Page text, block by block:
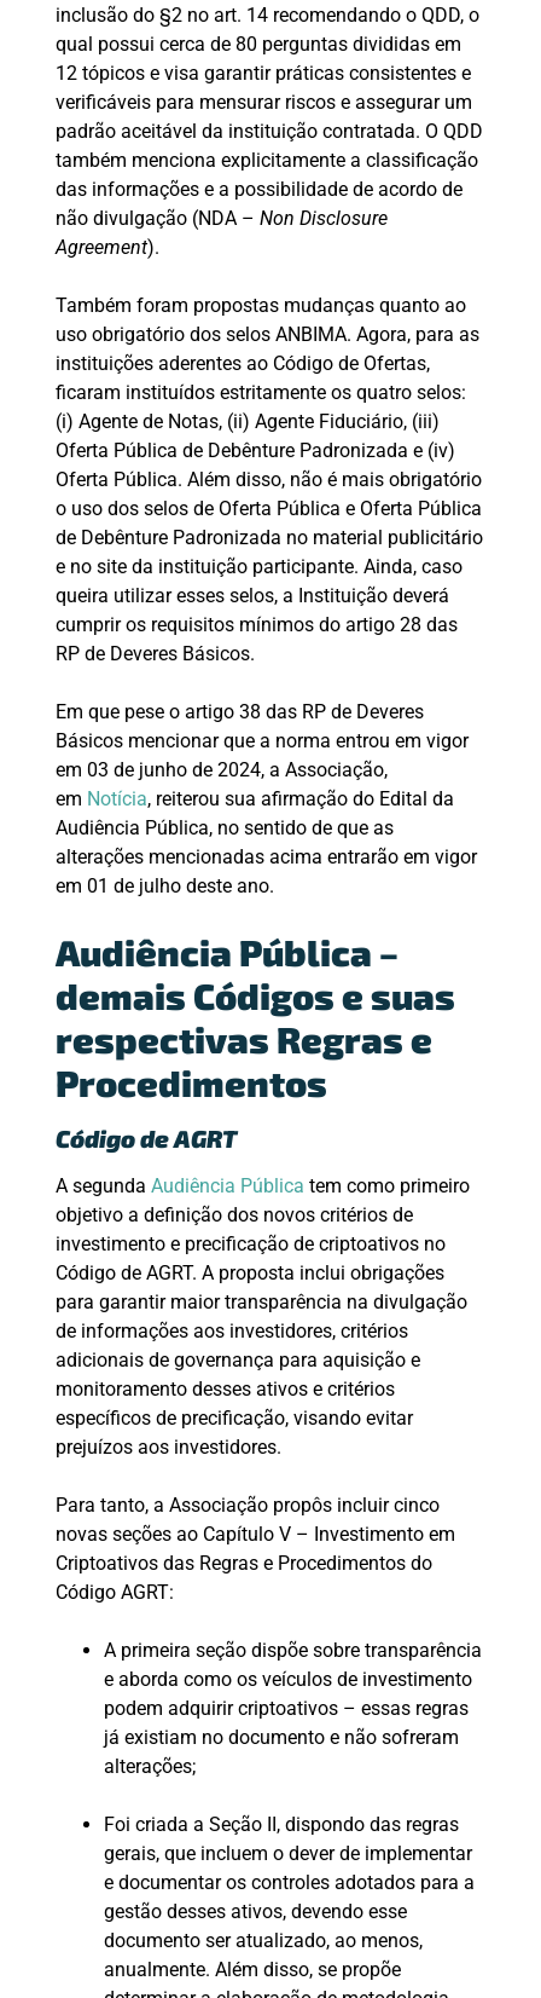
inclusão do §2 no art. 14 recomendando o QDD, o
qual possui cerca de 80 perguntas divididas em
12 tópicos e visa garantir práticas consistentes e
verificáveis para mensurar riscos e assegurar um
padrão aceitável da instituição contratada. O QDD
também menciona explicitamente a classificação
das informações e a possibilidade de acordo de
não divulgação (NDA – Non Disclosure
Agreement).
Também foram propostas mudanças quanto ao
uso obrigatório dos selos ANBIMA. Agora, para as
instituições aderentes ao Código de Ofertas,
ficaram instituídos estritamente os quatro selos:
(i) Agente de Notas, (ii) Agente Fiduciário, (iii)
Oferta Pública de Debênture Padronizada e (iv)
Oferta Pública. Além disso, não é mais obrigatório
o uso dos selos de Oferta Pública e Oferta Pública
de Debênture Padronizada no material publicitário
e no site da instituição participante. Ainda, caso
queira utilizar esses selos, a Instituição deverá
cumprir os requisitos mínimos do artigo 28 das
RP de Deveres Básicos.
Em que pese o artigo 38 das RP de Deveres
Básicos mencionar que a norma entrou em vigor
em 03 de junho de 2024, a Associação,
em Notícia, reiterou sua afirmação do Edital da
Audiência Pública, no sentido de que as
alterações mencionadas acima entrarão em vigor
em 01 de julho deste ano.
Audiência Pública –
demais Códigos e suas
respectivas Regras e
Procedimentos
Código de AGRT
A segunda Audiência Pública tem como primeiro
objetivo a definição dos novos critérios de
investimento e precificação de criptoativos no
Código de AGRT. A proposta inclui obrigações
para garantir maior transparência na divulgação
de informações aos investidores, critérios
adicionais de governança para aquisição e
monitoramento desses ativos e critérios
específicos de precificação, visando evitar
prejuízos aos investidores.
Para tanto, a Associação propôs incluir cinco
novas seções ao Capítulo V – Investimento em
Criptoativos das Regras e Procedimentos do
Código AGRT:
A primeira seção dispõe sobre transparência
e aborda como os veículos de investimento
podem adquirir criptoativos – essas regras
já existiam no documento e não sofreram
alterações;
Foi criada a Seção II, dispondo das regras
gerais, que incluem o dever de implementar
e documentar os controles adotados para a
gestão desses ativos, devendo esse
documento ser atualizado, ao menos,
anualmente. Além disso, se propõe